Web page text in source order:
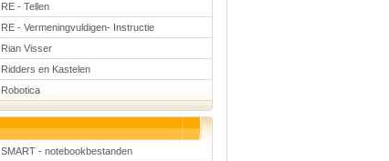
RE - Tellen
RE - Vermeningvuldigen- Instructie
Rian Visser
Ridders en Kastelen
Robotica
SMART - notebookbestanden